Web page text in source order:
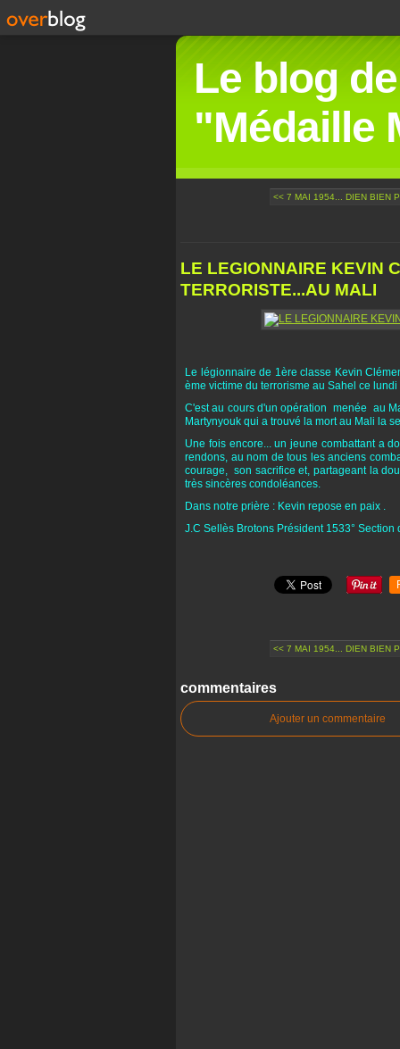
Le blog
"Médaille
<< 7 MAI 1954... DIEN BIEN
LE LEGIONNAIRE KEVIN
TERRORISTE...AU MALI
Le légionnaire de 1ère classe Kevin
ème victime du terrorisme au Sahel ce
C'est au cours d'un opération menée au
Martynyouk qui a trouvé la mort au Mali la
Une fois encore... un jeune combattant a
rendons, au nom de tous les anciens
courage, son sacrifice et, partageant la
très sincères condoléances.
Dans notre prière : Kevin repose en paix .
J.C Sellès Brotons Président 1533°
<< 7 MAI 1954... DIEN BIEN
commentaires
Ajouter un commentaire